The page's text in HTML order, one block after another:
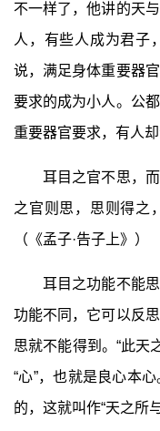
不一样了，他讲的天
人，有些人成为君子
说，满足身体重要器
要求的成为小人。公
重要器官要求，有人
耳目之官不思，而
之官则思，思则得之
（《孟子·告子上》）
耳目之功能不能思
功能不同，它可以反
思就不能得到。“此天
“心”，也就是良心本
的，这就叫作“天之所与